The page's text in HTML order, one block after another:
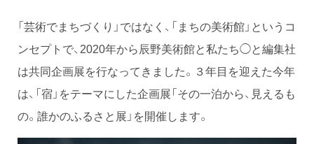
「芸術でまちづくり」ではなく、「まちの美術館」というコ
ンセプトで、2020年から辰野美術館と私たち◯と編集社
は共同企画展を行なってきました。３年目を迎えた今年
は、「宿」をテーマにした企画展「その一泊から、見えるも
の。誰かのふるさと展」を開催します。